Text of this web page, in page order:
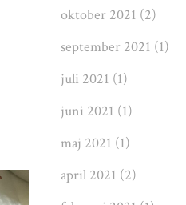
oktober 2021 (2)
september 2021 (1)
juli 2021 (1)
juni 2021 (1)
maj 2021 (1)
april 2021 (2)